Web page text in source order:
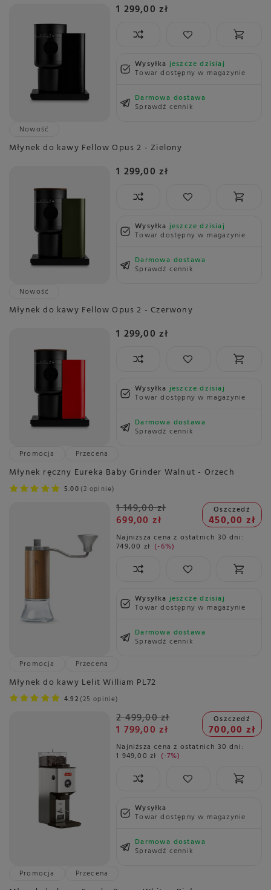
1 299,00 zł
Wysyłkajeszcze dzisiaj
Towar dostępny w magazynie
Darmowa dostawa
Sprawdź cennik
Nowość
Młynek do kawy Fellow Opus 2 - Zielony
1 299,00 zł
Wysyłkajeszcze dzisiaj
Towar dostępny w magazynie
Darmowa dostawa
Sprawdź cennik
Nowość
Młynek do kawy Fellow Opus 2 - Czerwony
1 299,00 zł
Wysyłkajeszcze dzisiaj
Towar dostępny w magazynie
Darmowa dostawa
Sprawdź cennik
Promocja
Przecena
Młynek ręczny Eureka Baby Grinder Walnut - Orzech
5.00 2 opinie
1 149,00 zł
699,00 zł
Oszczedź
450,00 zł
Najniższa cena z ostatnich 30 dni:
749,00 zł -6%
Wysyłkajeszcze dzisiaj
Towar dostępny w magazynie
Darmowa dostawa
Sprawdź cennik
Promocja
Przecena
Młynek do kawy Lelit William PL72
4.92 25 opinie
2 499,00 zł
1 799,00 zł
Oszczedź
700,00 zł
Najniższa cena z ostatnich 30 dni:
1 949,00 zł -7%
Wysyłka
Towar dostępny w magazynie
Darmowa dostawa
Sprawdź cennik
Promocja
Przecena